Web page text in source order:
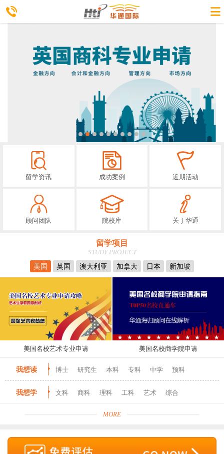
留学资讯 成功案例 近期活动
顾问团队 院校库 关于华通
留学项目
STUDY PROJECT
美国
英国 澳大利亚 加拿大 日本 新加坡
美国名校艺术专业申请 美国名校商学院申请
我想读 博士 研究生 本科 专科 中学 预科
我想学 文科 商科 理科 工科 艺术 综合
MORE